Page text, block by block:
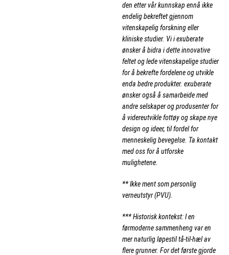
den etter vår kunnskap ennå ikke
endelig bekreftet gjennom
vitenskapelig forskning eller
kliniske studier. Vi i exuberate
ønsker å bidra i dette innovative
feltet og lede vitenskapelige studier
for å bekrefte fordelene og utvikle
enda bedre produkter. exuberate
ønsker også å samarbeide med
andre selskaper og produsenter for
å videreutvikle fottøy og skape nye
design og ideer, til fordel for
menneskelig bevegelse. Ta kontakt
med oss for å utforske
mulighetene.
** Ikke ment som personlig
verneutstyr (PVU).
*** Historisk kontekst: I en
førmoderne sammenheng var en
mer naturlig løpestil tå-til-hæl av
flere grunner. For det første gjorde